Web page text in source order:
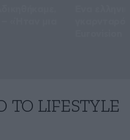
LIFESTYLE